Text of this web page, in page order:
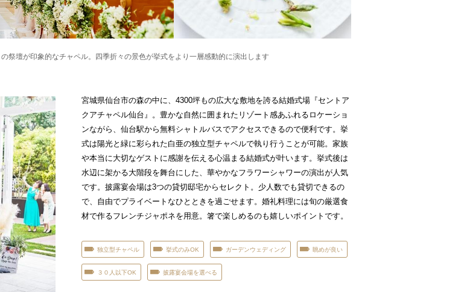
祭壇が印象的なチャペル。四季折々の景色が挙式をより一層感動的に演出します
宮城県仙台市の森の中に、4300坪もの広大な敷地を誇る結婚式場『セントア
クアチャペル仙台』。豊かな自然に囲まれたリゾート感あふれるロケーショ
ンながら、仙台駅から無料シャトルバスでアクセスできるので便利です。挙
式は陽光と緑に彩られた白亜の独立型チャペルで執り行うことが可能。家族
や本当に大切なゲストに感謝を伝える心温まる結婚式が叶います。挙式後は
水辺に架かる大階段を舞台にした、華やかなフラワーシャワーの演出が人気
です。披露宴会場は3つの貸切邸宅からセレクト。少人数でも貸切できるの
で、自由でプライベートなひとときを過ごせます。婚礼料理には旬の厳選食
材で作るフレンチジャポネを用意。箸で楽しめるのも嬉しいポイントです。
独立型チャペル 挙式のみOK ガーデンウェディング 眺めが良い
３０人以下OK 披露宴会場を選べる